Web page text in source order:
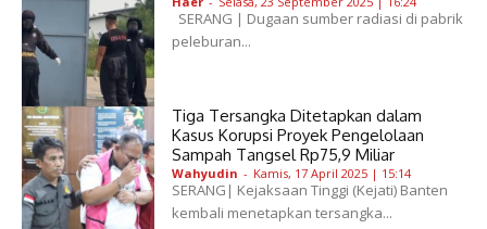
peleburan...
Tiga Tersangka Ditetapkan dalam
Kasus Korupsi Proyek Pengelolaan
Sampah Tangsel Rp75,9 Miliar
Wahyudin - Kamis, 17 April 2025 | 15:14
SERANG| Kejaksaan Tinggi (Kejati) Banten
kembali menetapkan tersangka...